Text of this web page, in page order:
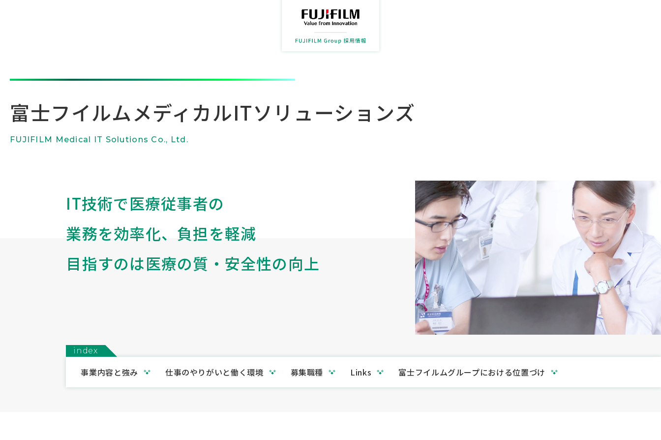
富士フイルムメディカルITソリューションズ
FUJIFILM Medical IT Solutions Co., Ltd.
IT技術で医療従事者の
業務を効率化、負担を軽減
目指すのは医療の質・安全性の向上
index
事業内容と強み 仕事のやりがいと働く環境 募集職種 Links 富士フイルムグループにおける位置づけ